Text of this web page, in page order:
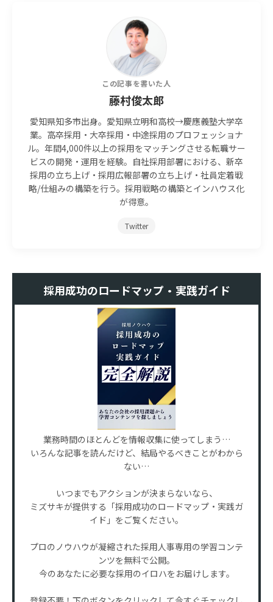
この記事を書いた人
藤村俊太郎
愛知県知多市出身。愛知県立明和高校→慶應義塾大学卒
業。高卒採用・大卒採用・中途採用のプロフェッショナ
ル。年間4,000件以上の採用をマッチングさせる転職サー
ビスの開発・運用を経験。自社採用部署における、新卒
採用の立ち上げ・採用広報部署の立ち上げ・社員定着戦
略/仕組みの構築を行う。採用戦略の構築とインハウス化
が得意。
Twitter
採用成功のロードマップ・実践ガイド
業務時間のほとんどを情報収集に使ってしまう…
いろんな記事を読んだけど、結局やるべきことがわから
ない…
いつまでもアクションが決まらないなら、
ミズサキが提供する「採用成功のロードマップ・実践ガ
イド」をご覧ください。
プロのノウハウが凝縮された採用人事専用の学習コンテ
ンツを無料で公開。
今のあなたに必要な採用のイロハをお届けします。